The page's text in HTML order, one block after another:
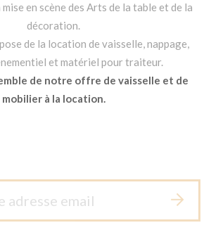
en scène des Arts de la table et de la
décoration.
de la location de vaisselle, nappage,
et matériel pour traiteur.
de notre offre de vaisselle et de
mobilier à la location.